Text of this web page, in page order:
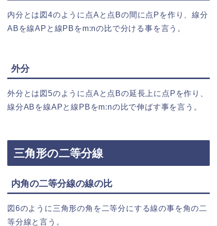
内分とは図4のように点Aと点Bの間に点Pを作り、線分
ABを線APと線PBをm:nの比で分ける事を言う。
外分
外分とは図5のように点Aと点Bの延長上に点Pを作り、
線分ABを線APと線PBをm:nの比で伸ばす事を言う。
三角形の二等分線
内角の二等分線の線の比
図6のように三角形の角を二等分にする線の事を角の二
等分線と言う。